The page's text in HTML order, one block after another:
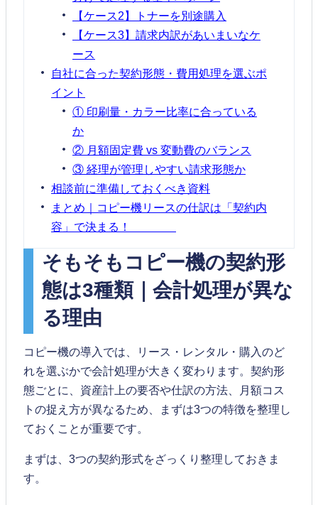
【ケース2】トナーを別途購入
【ケース3】請求内訳があいまいなケ
ース
自社に合った契約形態・費用処理を選ぶポ
イント
① 印刷量・カラー比率に合っている
か
② 月額固定費 vs 変動費のバランス
③ 経理が管理しやすい請求形態か
相談前に準備しておくべき資料
まとめ｜コピー機リースの仕訳は「契約内
容」で決まる！
そもそもコピー機の契約形
態は3種類｜会計処理が異な
る理由
コピー機の導入では、リース・レンタル・購入のど
れを選ぶかで会計処理が大きく変わります。契約形
態ごとに、資産計上の要否や仕訳の方法、月額コス
トの捉え方が異なるため、まずは3つの特徴を整理し
ておくことが重要です。
まずは、3つの契約形式をざっくり整理しておきま
す。